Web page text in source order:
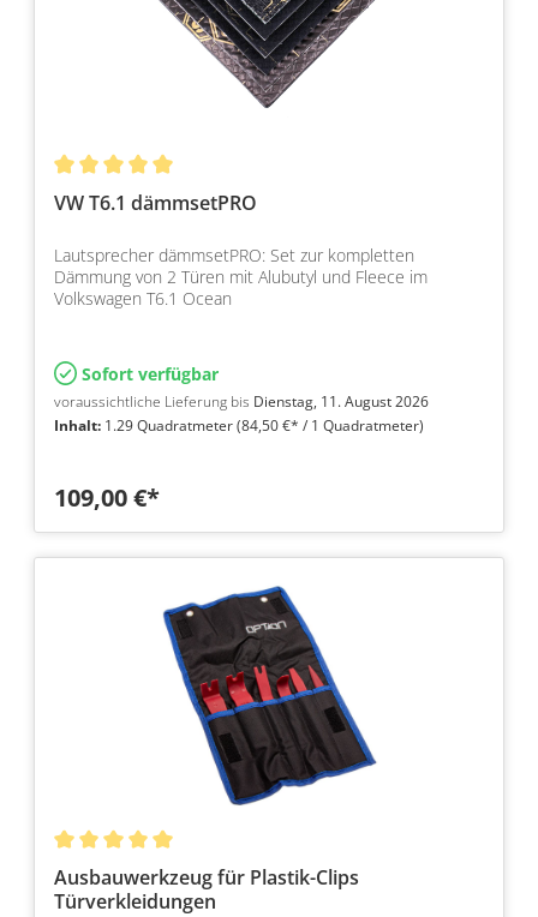
VW T6.1 dämmsetPRO
Lautsprecher dämmsetPRO: Set zur kompletten
Dämmung von 2 Türen mit Alubutyl und Fleece im
Volkswagen T6.1 Ocean
Sofort verfügbar
voraussichtliche Lieferung bis Dienstag, 11. August 2026
Inhalt: 1.29 Quadratmeter(84,50 €* / 1 Quadratmeter)
109,00 €*
Ausbauwerkzeug für Plastik-Clips
Türverkleidungen